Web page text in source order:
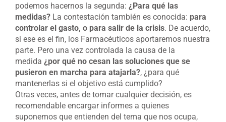
podemos hacernos la segunda: ¿Para qué las
medidas? La contestación también es conocida: para
controlar el gasto, o para salir de la crisis. De acuerdo,
si ese es el fin, los Farmacéuticos aportaremos nuestra
parte. Pero una vez controlada la causa de la
medida ¿por qué no cesan las soluciones que se
pusieron en marcha para atajarla?, ¿para qué
mantenerlas si el objetivo está cumplido?
Otras veces, antes de tomar cualquier decisión, es
recomendable encargar informes a quienes
suponemos que entienden del tema que nos ocupa,